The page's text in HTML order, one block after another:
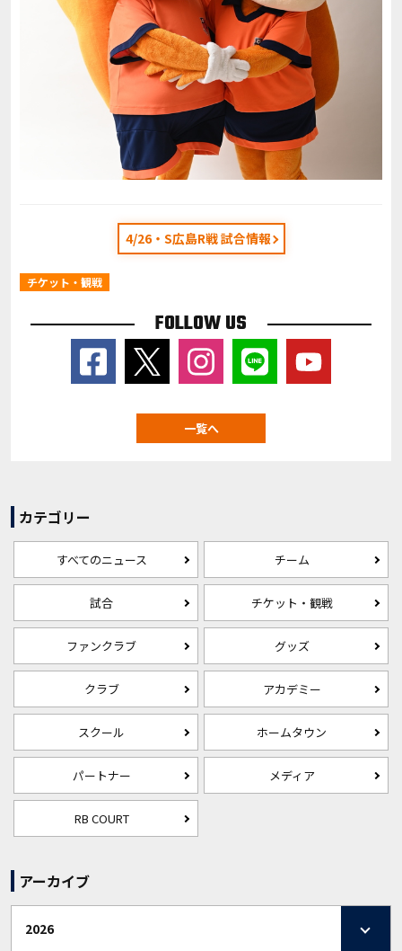
4/26・S広島R戦 試合情報
チケット・観戦
FOLLOW US
一覧へ
カテゴリー
すべてのニュース チーム
試合 チケット・観戦
ファンクラブ グッズ
クラブ アカデミー
スクール ホームタウン
パートナー メディア
RB COURT
アーカイブ
2026